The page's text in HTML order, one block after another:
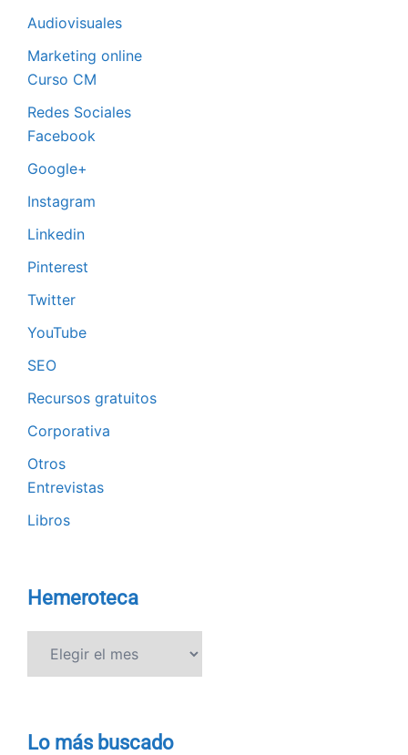
Audiovisuales
Marketing online
Curso CM
Redes Sociales
Facebook
Google+
Instagram
Linkedin
Pinterest
Twitter
YouTube
SEO
Recursos gratuitos
Corporativa
Otros
Entrevistas
Libros
Hemeroteca
Lo más buscado